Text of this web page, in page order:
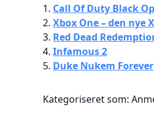
Call Of Duty Black
Xbox One – den nye
Red Dead
Infamous 2
Duke Nukem Forever
Kategoriseret som: